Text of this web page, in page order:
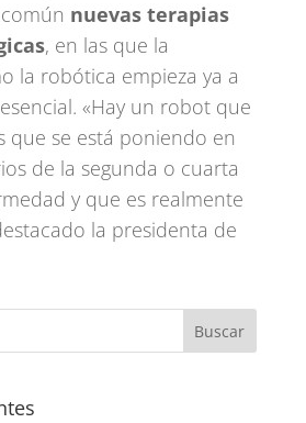
nuevas terapias
, en las que la
la robótica empieza ya a
«Hay un robot que
que se está poniendo en
de la segunda o cuarta
y que es realmente
la presidenta de